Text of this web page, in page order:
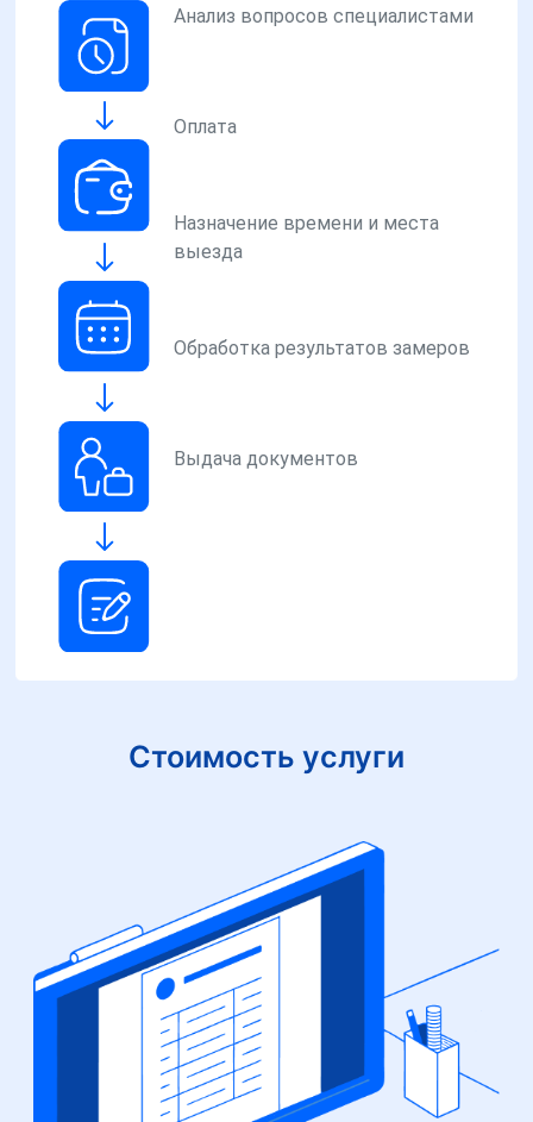
Анализ вопросов специалистами
Оплата
Назначение времени и места
выезда
Обработка результатов замеров
Выдача документов
Стоимость услуги